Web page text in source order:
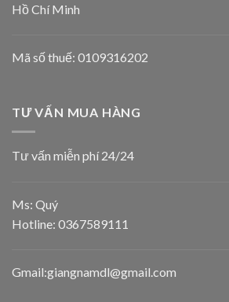
Hồ Chí Minh
Mã số thuế: 0109316202
TƯ VẤN MUA HÀNG
Tư vấn miễn phí 24/24
Ms: Quý
Hotline: 0367589111
Gmail:giangnamdl@gmail.com